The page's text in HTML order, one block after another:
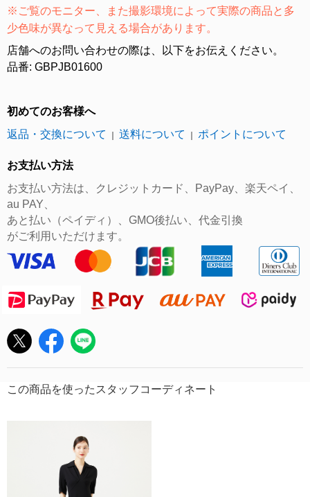
※ご覧のモニター、また撮影環境によって実際の商品と多
少色味が異なって見える場合があります。
店舗へのお問い合わせの際は、以下をお伝えください。
品番: GBPJB01600
初めてのお客様へ
返品・交換について
送料について ポイントについて
お支払い方法
お支払い方法は、クレジットカード、PayPay、楽天ペイ、
au PAY、
あと払い（ペイディ）、GMO後払い、代金引換
がご利用いただけます。
この商品を使ったスタッフコーディネート